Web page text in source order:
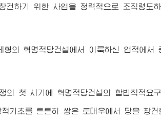
건하기 위한 사업을 정력적으로 조직령도
형의 혁명적당건설에서 이룩하신 업적에서
의 첫 시기에 혁명적당건설의 합법칙적요
기초를 튼튼히 쌓은 토대우에서 당을 창